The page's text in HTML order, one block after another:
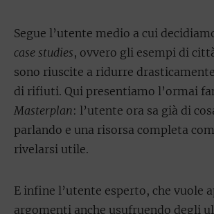
Segue l’utente medio a cui
case studies, ovvero gli esempi di
sono riuscite a ridurre
di rifiuti. Qui presentiamo l’ormai
Masterplan: l’utente ora sa già di
parlando e una risorsa completa
rivelarsi utile.
E infine l’utente esperto, che vuole
argomenti anche usufruendo degli